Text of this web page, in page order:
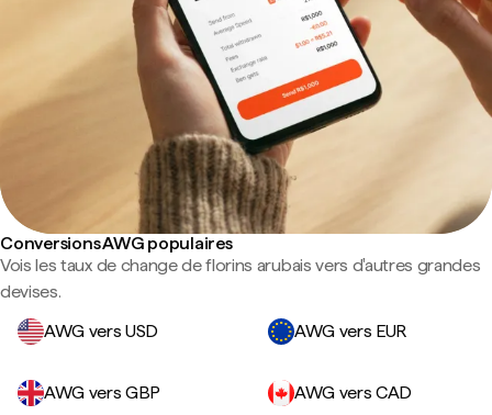
Conversions AWG populaires
Vois les taux de change de florins arubais vers d'autres grandes
devises.
AWG vers USD
AWG vers EUR
AWG vers GBP AWG vers CAD